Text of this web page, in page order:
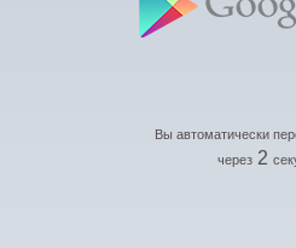
Вы автоматически
через 2